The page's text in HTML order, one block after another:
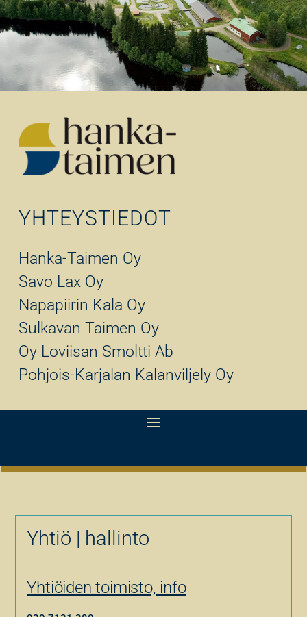
YHTEYSTIEDOT
Hanka-Taimen Oy
Savo Lax Oy
Napapiirin Kala Oy
Sulkavan Taimen Oy
Oy Loviisan Smoltti Ab
Pohjois-Karjalan Kalanviljely Oy
Yhtiö | hallinto
Yhtiöiden toimisto, info